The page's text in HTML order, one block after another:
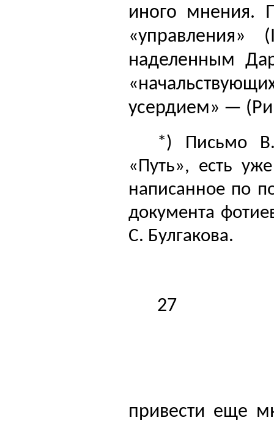
иного мнения.
наделенным
усердием» —
*) Письмо В.
«Путь», есть
написанное по
документа
С. Булгакова.
27
привести еще